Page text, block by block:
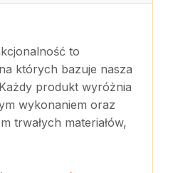
to
których bazuje nasza
produkt wyróżnia
wykonaniem oraz
trwałych materiałów,